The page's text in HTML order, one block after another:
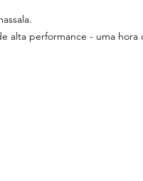
alta performance - uma hora